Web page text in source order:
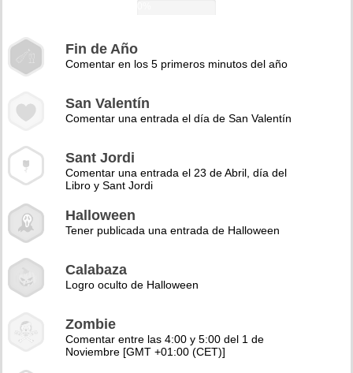
Fin de Año
Comentar en los 5 primeros minutos del año
San Valentín
Comentar una entrada el día de San Valentín
Sant Jordi
Comentar una entrada el 23 de Abril, día del
Libro y Sant Jordi
Halloween
Tener publicada una entrada de Halloween
Calabaza
Logro oculto de Halloween
Zombie
Comentar entre las 4:00 y 5:00 del 1 de
Noviembre [GMT +01:00 (CET)]